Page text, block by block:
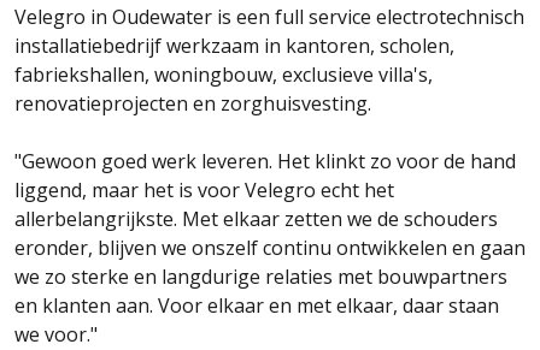
Velegro in Oudewater is een full service electrotechnisch
installatiebedrijf werkzaam in kantoren, scholen,
fabriekshallen, woningbouw, exclusieve villa's,
renovatieprojecten en zorghuisvesting.
"Gewoon goed werk leveren. Het klinkt zo voor de hand
liggend, maar het is voor Velegro echt het
allerbelangrijkste. Met elkaar zetten we de schouders
eronder, blijven we onszelf continu ontwikkelen en gaan
we zo sterke en langdurige relaties met bouwpartners
en klanten aan. Voor elkaar en met elkaar, daar staan
we voor."